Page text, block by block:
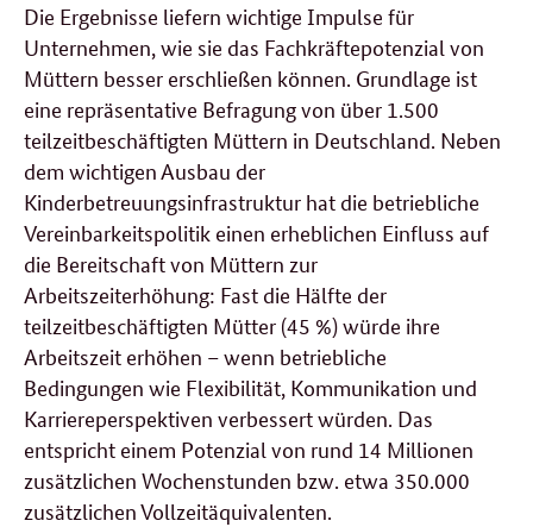
Die Ergebnisse liefern wichtige Impulse für
Unternehmen, wie sie das Fachkräftepotenzial von
Müttern besser erschließen können. Grundlage ist
eine repräsentative Befragung von über 1.500
teilzeitbeschäftigten Müttern in Deutschland. Neben
dem wichtigen Ausbau der
Kinderbetreuungsinfrastruktur hat die betriebliche
Vereinbarkeitspolitik einen erheblichen Einfluss auf
die Bereitschaft von Müttern zur
Arbeitszeiterhöhung: Fast die Hälfte der
teilzeitbeschäftigten Mütter (45 %) würde ihre
Arbeitszeit erhöhen – wenn betriebliche
Bedingungen wie Flexibilität, Kommunikation und
Karriereperspektiven verbessert würden. Das
entspricht einem Potenzial von rund 14 Millionen
zusätzlichen Wochenstunden bzw. etwa 350.000
zusätzlichen Vollzeitäquivalenten.